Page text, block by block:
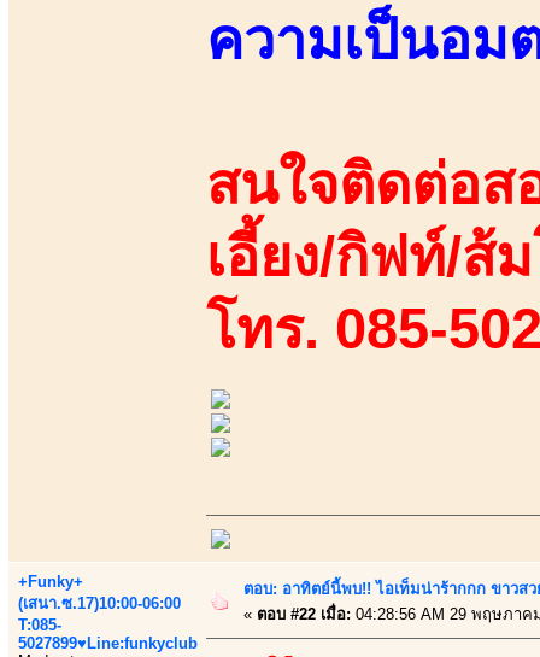
ความเป็นอม
สนใจติดต่อส
เอี้ยง/กิฟท์/ส้
โทร. 085-
+Funky+
(เสนา.ซ.17)10:00-06:00
T:085-
5027899♥Line:funkyclub
ตอบ: อาทิตย์นี้พบ!! ไอเท็มน่าร้ากกก ขาวส
« ตอบ #22 เมื่อ: 04:28:56 AM 29 พฤษภาค